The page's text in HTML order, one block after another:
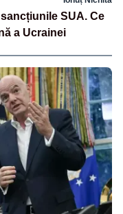
SUA. Ce
a Ucrainei